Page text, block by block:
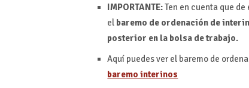
IMPORTANTE:Ten en cuenta que
el baremo de ordenación de
posterior en la bolsa de trabajo.
Aquí puedes ver el baremo de
baremo interinos